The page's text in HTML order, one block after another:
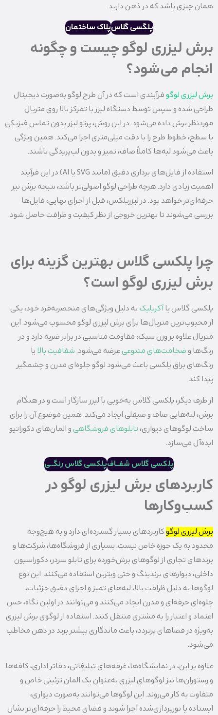
همان چیزی باشد که در ذهن دارید.
پلگسی گلاسپلاک ساختمان
برش لیزری لوگو چیست و چگونه
انجام می‌شود؟
برش لیزری لوگوفرآیندی است که در آن طرح لوگو به‌صورت دیجیتال
طراحی شده و سپس توسط دستگاه لیزر با تمرکز بالا روی متریال
موردنظر برش داده می‌شود. در این روش، پرتو لیزر بدون تماس فیزیکی
با سطح، خطوط طرح را با دقت میلی‌متری اجرا می‌کند. همین ویژگی
باعث می‌شود لبه‌ها کاملاً صاف، تمیز و بدون لب‌پریدگی باشند.
استفاده از فایل‌های برداری دقیق (مانند SVG یا AI) در این فرآیند
اهمیت زیادی دارد. هرچه طراحی لوگو اصولی‌تر باشد، نتیجه برش نیز
حرفه‌ای‌تر خواهد بود. در لیزرپلکس، قبل از اجرای نهایی، فایل‌ها
بررسی می‌شوند تا بهترین خروجی از نظر کیفیت و ظرافت حاصل شود.
چرا پلکسی گلاس بهترین گزینه برای
برش لیزری لوگو است؟
پلکسی گلاس یاآکریلیک به دلیل ویژگی‌های منحصربه‌فرد خود، یکی
از محبوب‌ترین متریال‌ها برای برش لیزری لوگو محسوب می‌شود. این
متریال علاوه بر وزن سبک، مقاومت مناسبی در برابر ضربه دارد و در
رنگ‌ها و ضخامت‌های متنوعیعرضه می‌شود.شفافیت بالا یا
رنگ‌های براق پلکسی باعث می‌شود لوگو جلوه‌ای مدرن و چشمگیر
پیدا کند.
از طرف دیگر، پلکسی گلاس به‌خوبی با لیزر سازگار است و در هنگام
برش، لبه‌هایی صاف و صیقلی ایجاد می‌کند. همین موضوع آن را برای
ساخت لوگوهای دیواری،تابلوهای فروشگاهیو المان‌های دکوراتیو
ایده‌آل می‌سازد.
پلکسی گلاس شفــافپلکسی گلاس رنگــی
کاربردهای برش لیزری لوگو در
کسب‌وکارها
برش لیزری لوگوکاربردهای بسیار گسترده‌ای دارد و به هیچ‌وجه
محدود به یک حوزه خاص نیست. بسیاری از فروشگاه‌ها، شرکت‌ها و
برندهای تجاری از لوگوهای برش‌خورده برای تابلو سردر، دکوراسیون
داخلی، دیوارهای برندینگ و حتی ویترین استفاده می‌کنند. این نوع
لوگوها به دلیل ظرافت بالا، لبه‌های تمیز و اجرای دقیق جزئیات،
جلوه‌ای حرفه‌ای و مدرن ایجاد می‌کنند و می‌توانند در اولین نگاه، حس
اعتماد و اعتبار را به مشتری منتقل کنند. استفاده از لوگوی برش لیزری
به‌ویژه در فضاهای پرتردد، باعث ماندگاری بیشتر برند در ذهن مخاطب
می‌شود.
علاوه بر این، در نمایشگاه‌ها، غرفه‌های تبلیغاتی، دفاتر اداری، کافه‌ها
و رستوران‌ها نیز لوگوهای لیزری به‌عنوان یک المان تزئینی خاص و
متفاوت به کار می‌روند. این لوگوها می‌توانند به‌صورت دیواری،
ایستاده یا نورپردازی‌شده اجرا شوند و فضای محیط را حرفه‌ای‌تر نشان